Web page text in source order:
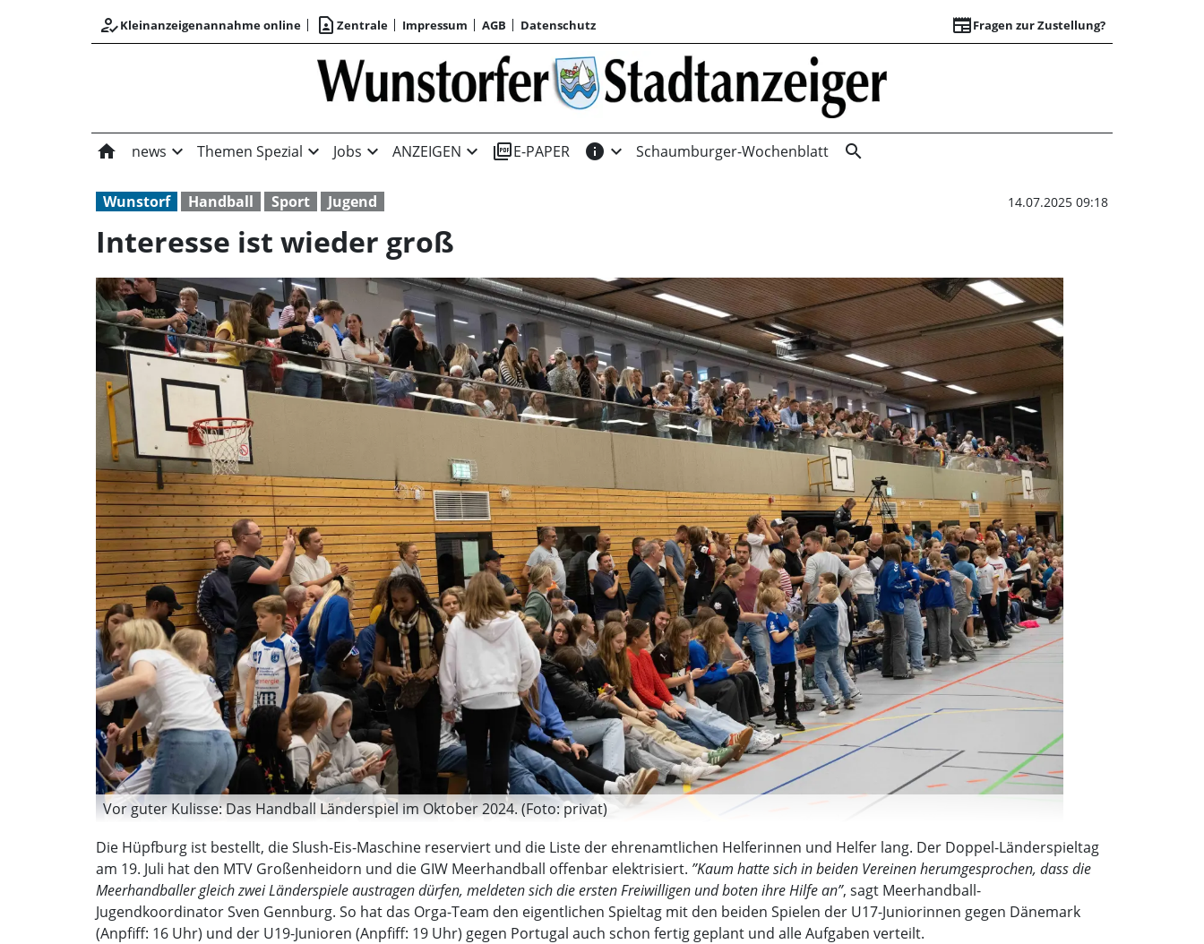
how_to_regKleinanzeigenannahme online contact_page Zentrale Impressum AGB Datenschutz newspaperFragen zur Zustellung?
Interesse ist
home news expand_more Themen Spezial expand_more Jobs expand_more ANZEIGEN expand_more picture_as_pdfE-PAPER info expand_more Schaumburger-Wochenblatt search
Wunstorf Handball Sport Jugend 14.07.2025 09:18
Interesse ist wieder groß
Vor guter Kulisse: Das Handball Länderspiel im Oktober 2024. (Foto: privat)
Die Hüpfburg ist bestellt, die Slush-Eis-Maschine reserviert und die Liste der ehrenamtlichen Helferinnen und Helfer lang. Der Doppel-Länderspieltag
am 19. Juli hat den MTV Großenheidorn und die GIW Meerhandball offenbar elektrisiert. ”Kaum hatte sich in beiden Vereinen herumgesprochen, dass die
Meerhandballer gleich zwei Länderspiele austragen dürfen, meldeten sich die ersten Freiwilligen und boten ihre Hilfe an”, sagt Meerhandball-
Jugendkoordinator Sven Gennburg. So hat das Orga-Team den eigentlichen Spieltag mit den beiden Spielen der U17-Juniorinnen gegen Dänemark
(Anpfiff: 16 Uhr) und der U19-Junioren (Anpfiff: 19 Uhr) gegen Portugal auch schon fertig geplant und alle Aufgaben verteilt.